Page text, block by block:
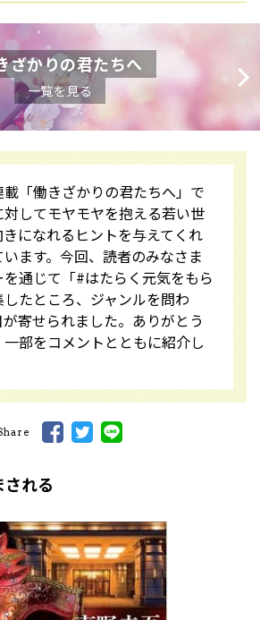
ざかりの君たちへ
一覧を見る
「働きざかりの君たちへ」で
してモヤモヤを抱える若い世
になれるヒントを与えてくれ
ます。今回、読者のみなさま
通じて「#はたらく元気をもら
たところ、ジャンルを問わ
寄せられました。ありがとう
部をコメントとともに紹介し
れる